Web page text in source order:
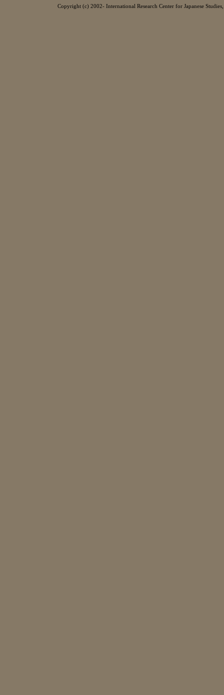
Copyright (c) 2002- International Research Center for Japanese